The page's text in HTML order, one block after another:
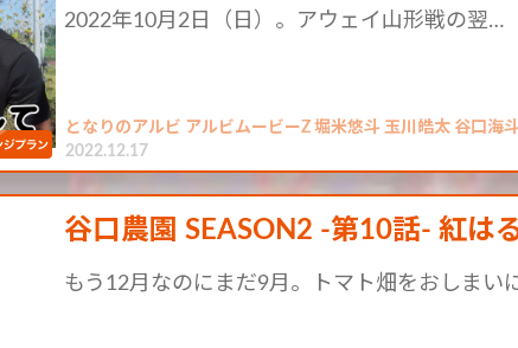
2022年10月2日（日）。アウェイ山形戦の翌…
となりのアルビ アルビムービーZ 堀米悠斗 玉川皓太 谷口海
2022.12.17
谷口農園 SEASON2 -第10話- 紅は
もう12月なのにまだ9月。トマト畑をおしまい